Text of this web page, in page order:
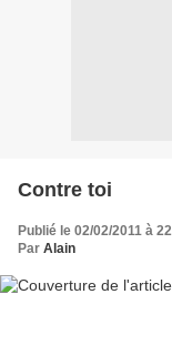
Contre toi
Publié le 02/02/2011 à
Par Alain